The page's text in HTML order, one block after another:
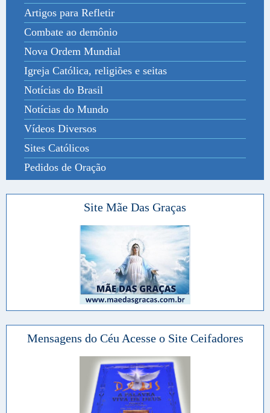
Artigos para Refletir
Combate ao demônio
Nova Ordem Mundial
Igreja Católica, religiões e seitas
Notícias do Brasil
Notícias do Mundo
Vídeos Diversos
Sites Católicos
Pedidos de Oração
Site Mãe Das Graças
Mensagens do Céu Acesse o Site Ceifadores